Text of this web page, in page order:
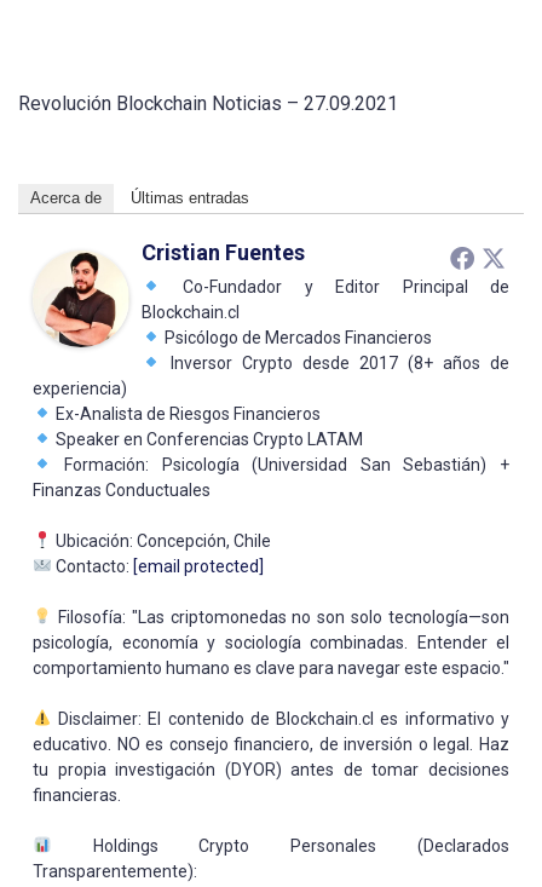
Revolución Blockchain Noticias – 27.09.2021
Acerca de Últimas entradas
Cristian Fuentes
Co-Fundador y Editor Principal de
Blockchain.cl
Psicólogo de Mercados Financieros
Inversor Crypto desde 2017 (8+ años de
experiencia)
Ex-Analista de Riesgos Financieros
Speaker en Conferencias Crypto LATAM
Formación: Psicología (Universidad San Sebastián) +
Finanzas Conductuales
Ubicación: Concepción, Chile
Contacto: [email protected]
Filosofía: "Las criptomonedas no son solo tecnología—son
psicología, economía y sociología combinadas. Entender el
comportamiento humano es clave para navegar este espacio."
Disclaimer: El contenido de Blockchain.cl es informativo y
educativo. NO es consejo financiero, de inversión o legal. Haz
tu propia investigación (DYOR) antes de tomar decisiones
financieras.
Holdings Crypto Personales (Declarados
Transparentemente):